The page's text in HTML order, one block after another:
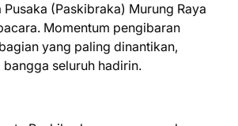
(Paskibraka) Murung Raya
Momentum pengibaran
yang paling dinantikan,
bangga seluruh hadirin.